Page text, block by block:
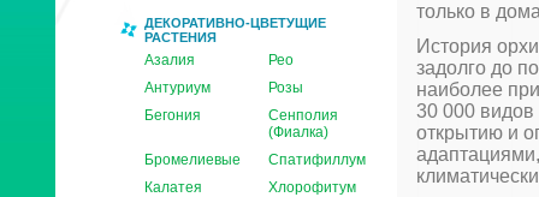
ДЕКОРАТИВНО-ЦВЕТУЩИЕ
РАСТЕНИЯ
Азалия
Рео
Антуриум
Розы
Бегония
Сенполия
(Фиалка)
Бромелиевые
Спатифиллум
Калатея
Хлорофитум
только в
История
задолго до
наиболее
30 000 видов
открытию и